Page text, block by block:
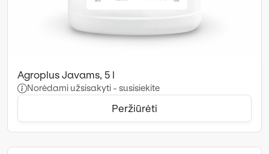
Agroplus Javams, 5 l
Norėdami užsisakyti - susisiekite
Peržiūrėti